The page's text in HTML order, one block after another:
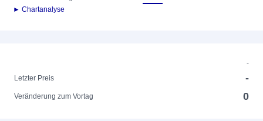
► Chartanalyse
-
Letzter Preis
-
Veränderung zum Vortag 0